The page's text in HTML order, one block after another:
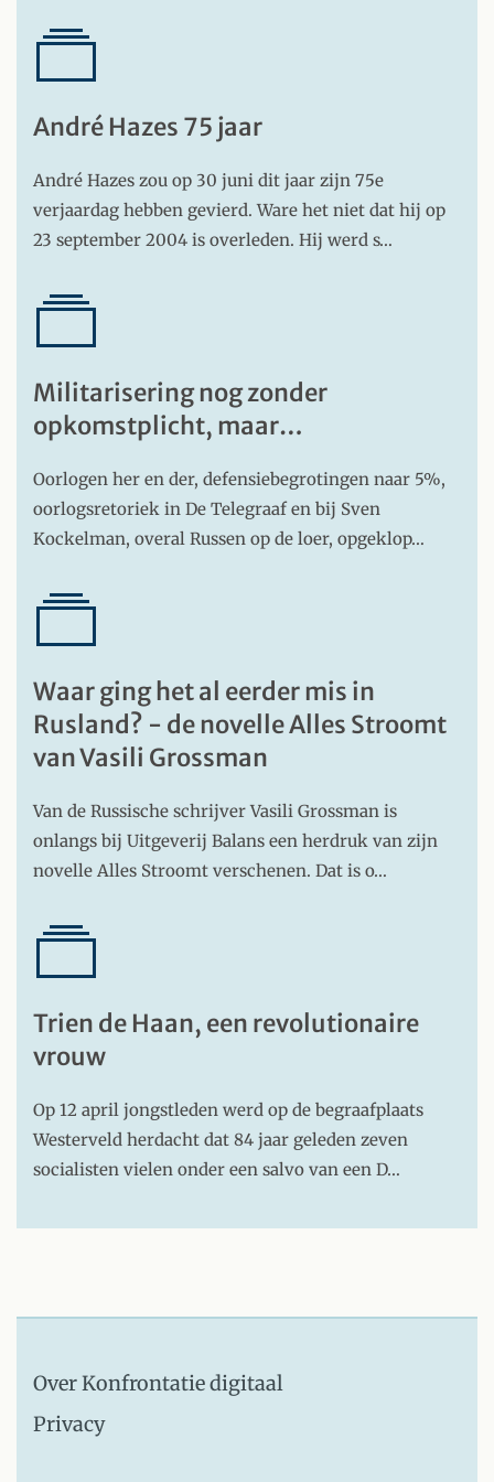
André Hazes 75 jaar
André Hazes zou op 30 juni dit jaar zijn 75e
verjaardag hebben gevierd. Ware het niet dat hij op
23 september 2004 is overleden. Hij werd s…
Militarisering nog zonder
opkomstplicht, maar…
Oorlogen her en der, defensiebegrotingen naar 5%,
oorlogsretoriek in De Telegraaf en bij Sven
Kockelman, overal Russen op de loer, opgeklop…
Waar ging het al eerder mis in
Rusland? - de novelle Alles Stroomt
van Vasili Grossman
Van de Russische schrijver Vasili Grossman is
onlangs bij Uitgeverij Balans een herdruk van zijn
novelle Alles Stroomt verschenen. Dat is o…
Trien de Haan, een revolutionaire
vrouw
Op 12 april jongstleden werd op de begraafplaats
Westerveld herdacht dat 84 jaar geleden zeven
socialisten vielen onder een salvo van een D…
Over Konfrontatie digitaal
Privacy